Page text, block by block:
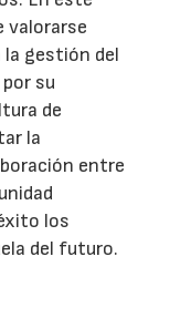
valorarse
la gestión del
su
de
la
entre
los
del futuro.